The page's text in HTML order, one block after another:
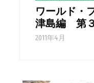
ワールド・
津島編 第
2011年4月